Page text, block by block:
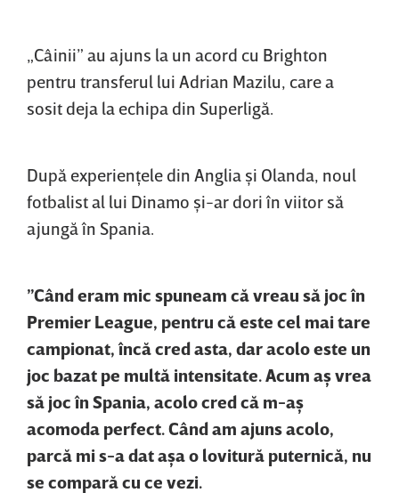
„Câinii” au ajuns la un acord cu Brighton
pentru transferul lui Adrian Mazilu, care a
sosit deja la echipa din Superligă.
După experienţele din Anglia şi Olanda, noul
fotbalist al lui Dinamo şi-ar dori în viitor să
ajungă în Spania.
”Când eram mic spuneam că vreau să joc în
Premier League, pentru că este cel mai tare
campionat, încă cred asta, dar acolo este un
joc bazat pe multă intensitate. Acum aş vrea
să joc în Spania, acolo cred că m-aş
acomoda perfect. Când am ajuns acolo,
parcă mi s-a dat aşa o lovitură puternică, nu
se compară cu ce vezi.